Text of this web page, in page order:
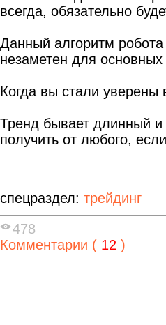
всегда, обязательно
Данный алгоритм
незаметен для основных
Когда вы стали уверены
Тренд бывает длинный
получить от любого,
спецраздел: трейдинг
478
Комментарии ( 12 )